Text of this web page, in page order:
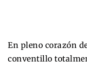
En pleno corazón
conventillo